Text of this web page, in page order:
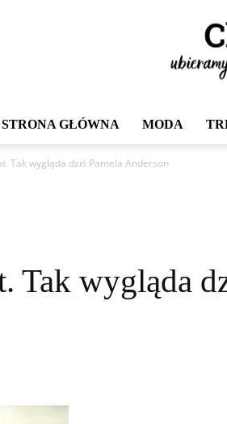
STRONA GŁÓWNA MODA
Tak wygląda dziś Pamela Anderson
Tak wygląda